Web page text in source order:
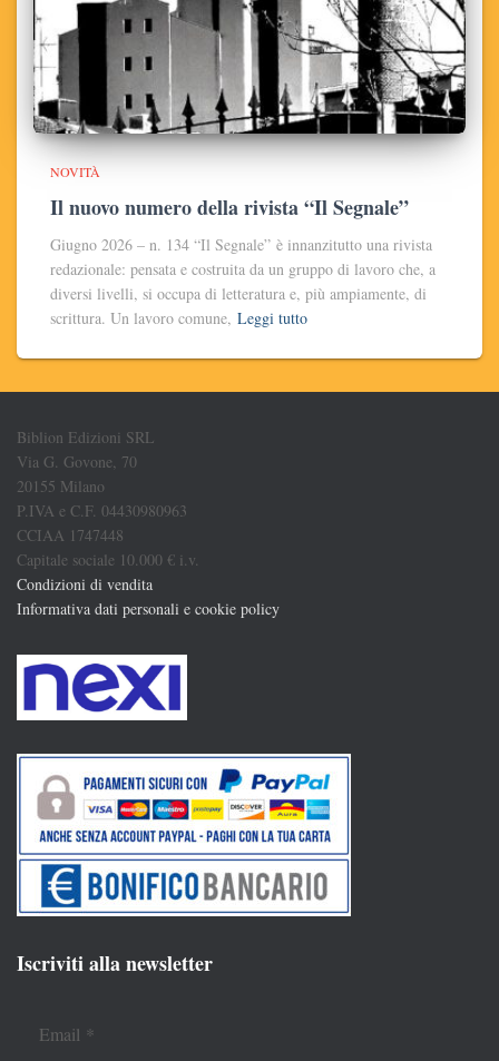
NOVITÀ
Il nuovo numero della rivista “Il Segnale”
Giugno 2026 – n. 134 “Il Segnale” è innanzitutto una rivista
redazionale: pensata e costruita da un gruppo di lavoro che, a
diversi livelli, si occupa di letteratura e, più ampiamente, di
scrittura. Un lavoro comune, Leggi tutto
Biblion Edizioni SRL
Via G. Govone, 70
20155 Milano
P.IVA e C.F. 04430980963
CCIAA 1747448
Capitale sociale 10.000 € i.v.
Condizioni di vendita
Informativa dati personali e cookie policy
Iscriviti alla newsletter
Email *